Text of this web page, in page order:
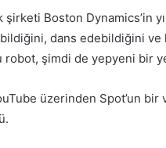
Boston Dynamics’in
dans edebildiğini
robot, şimdi de yepyeni bir
üzerinden Spot’un bir